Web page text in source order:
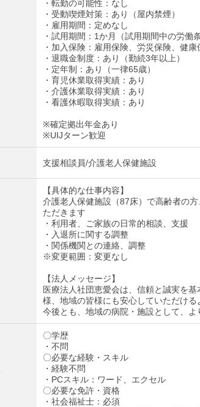
・転勤の可能性：なし
・受動喫煙対策：あり（屋内禁煙）
・雇用期間：定めなし
・試用期間：1か月（試用期間中の労働
・加入保険：雇用保険、労災保険、健
・退職金制度：あり（勤続3年以上）
・定年制：あり（一律65歳）
・育児休業取得実績：あり
・介護休業取得実績：あり
・看護休暇取得実績：あり
※確定拠出年金あり
※UIJターン歓迎
支援相談員/介護老人保健施設
【具体的な仕事内容】
介護老人保健施設（87床）で高齢者の
ただきます
・利用者、ご家族の日常的相談、支援
・入退所に関する調整
・関係機関との連絡、調整
※変更範囲：変更なし
【法人メッセージ】
医療法人社団恵愛会は、信頼と誠実を
様、地域の皆様にも安心していただける
今後とも、地域の病院・施設として、よ
〇学歴
・不問
〇必要な経験・スキル
・経験不問
・PCスキル：ワード、エクセル
〇必要な免許・資格
・社会福祉士：必須